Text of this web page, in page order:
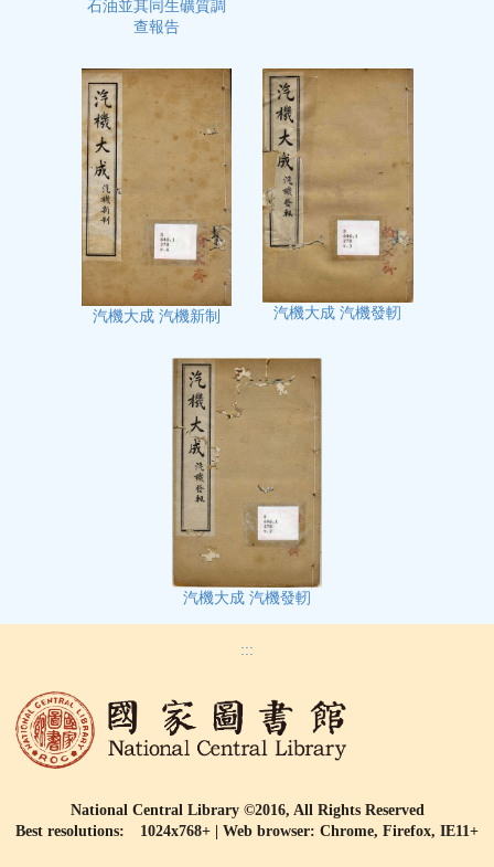
石油並其同生礦質調
查報告
汽機大成 汽機新制 汽機大成 汽機發軔
汽機大成 汽機發軔
:::
National Central Library ©2016, All Rights Reserved
Best resolutions: 1024x768+ | Web browser: Chrome, Firefox, IE11+